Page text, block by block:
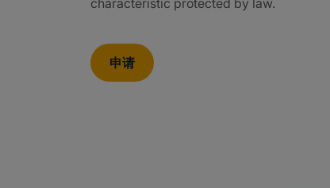
characteristic protected by law.
申请